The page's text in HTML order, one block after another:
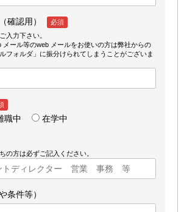
確認用）
必須
入力下さい。
メール等のweb メールをお使いの方は弊社からの
フォルダ」に振分けられてしまうことがございま
職中 在学中
の方は必ずご記入ください。
条件等）